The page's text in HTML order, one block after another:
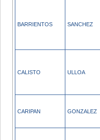
BARRIENTOS SANCHEZ
CALISTO ULLOA
CARIPAN GONZALEZ